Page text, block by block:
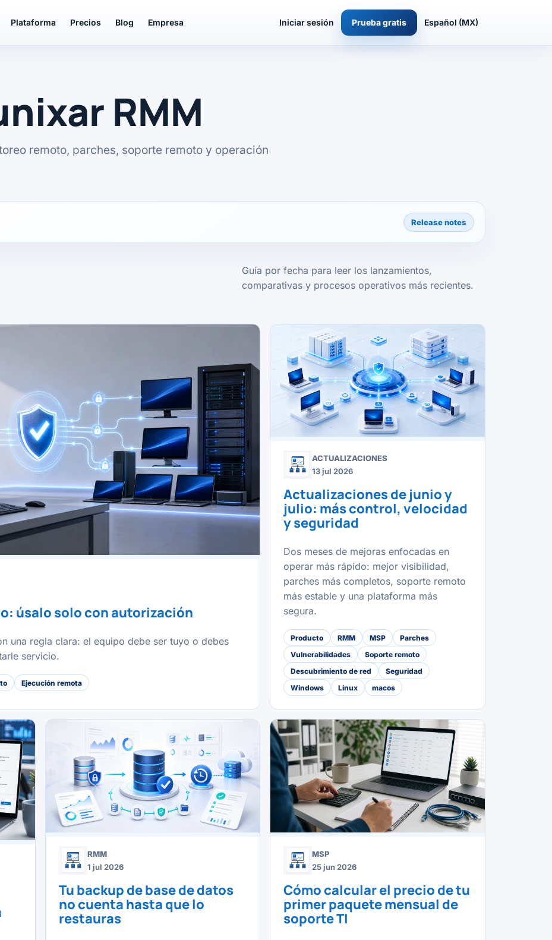
Plataforma Precios Blog Empresa Iniciar sesión Prueba gratis Español (MX)
RMM
remoto, parches, soporte remoto y operación
Release notes
Guía por fecha para leer los lanzamientos,
comparativas y procesos operativos más recientes.
úsalo solo con autorización
una regla clara: el equipo debe ser tuyo o debes
servicio.
Ejecución remota
ACTUALIZACIONES
13 jul 2026
Actualizaciones de junio y
julio: más control, velocidad
y seguridad
Dos meses de mejoras enfocadas en
operar más rápido: mejor visibilidad,
parches más completos, soporte remoto
más estable y una plataforma más
segura.
Producto RMM MSP
Parches
Vulnerabilidades
Soporte remoto
Descubrimiento de red
Seguridad
Windows
Linux macos
RMM
1 jul 2026
Tu backup de base de datos
no cuenta hasta que lo
restauras
MSP
25 jun 2026
Cómo calcular el precio de tu
primer paquete mensual de
soporte TI